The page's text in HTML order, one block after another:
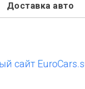
Доставка авто
EuroCars.su •